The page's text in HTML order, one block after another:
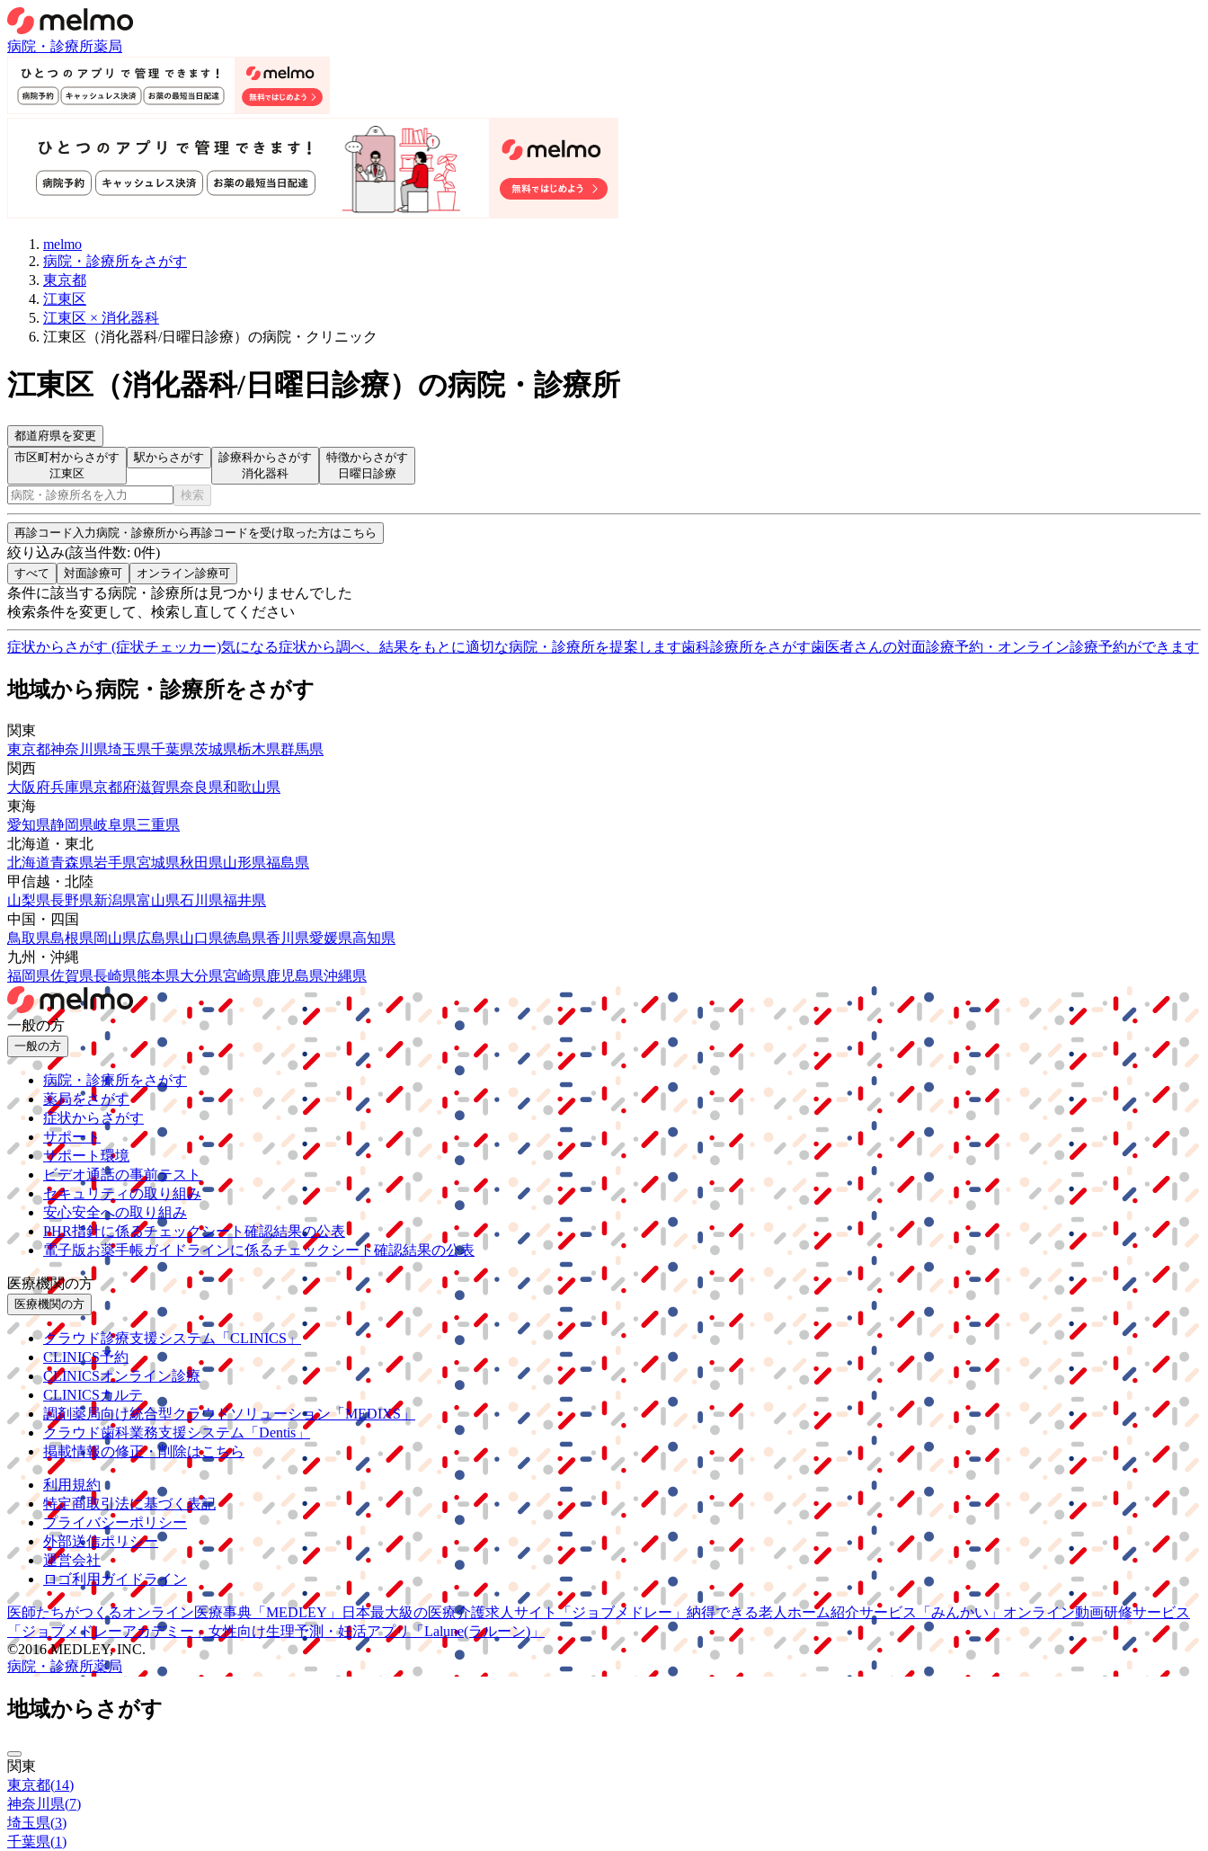
病院・診療所薬局
melmo
病院・診療所をさがす
東京都
江東区
江東区 × 消化器科
江東区（消化器科/日曜日診療）の病院・クリニック
江東区 （消化器科/日曜日診療） の病院・診療所
都道府県を変更
市区町村からさがす
江東区
駅からさがす
診療科からさがす
消化器科
特徴からさがす
日曜日診療
検索
再診コード入力病院・診療所から再診コードを受け取った方はこちら
絞り込み(該当件数: 0件)
すべて 対面診療可 オンライン診療可
条件に該当する病院・診療所は見つかりませんでした
検索条件を変更して、検索し直してください
症状からさがす (症状チェッカー)気になる症状から調べ、結果をもとに適切な病院・診療所を提案します歯科診療所をさがす歯医者さんの対面診療予約・オンライン診療予約ができます
地域から病院・診療所をさがす
関東
東京都神奈川県埼玉県千葉県茨城県栃木県群馬県
関西
大阪府兵庫県京都府滋賀県奈良県和歌山県
東海
愛知県静岡県岐阜県三重県
北海道・東北
北海道青森県岩手県宮城県秋田県山形県福島県
甲信越・北陸
山梨県長野県新潟県富山県石川県福井県
中国・四国
鳥取県島根県岡山県広島県山口県徳島県香川県愛媛県高知県
九州・沖縄
福岡県佐賀県長崎県熊本県大分県宮崎県鹿児島県沖縄県
一般の方
一般の方
病院・診療所をさがす
薬局をさがす
症状からさがす
サポート
サポート環境
ビデオ通話の事前テスト
セキュリティの取り組み
安心安全への取り組み
PHR指針に係るチェックシート確認結果の公表
電子版お薬手帳ガイドラインに係るチェックシート確認結果の公表
医療機関の方
医療機関の方
クラウド診療支援システム
「CLINICS」
CLINICS予約
CLINICSオンライン診療
CLINICSカルテ
調剤薬局向け統合型クラウドソリューション「MEDIXS」
クラウド歯科業務支援システム
「Dentis」
掲載情報の修正・削除はこちら
利用規約
特定商取引法に基づく表記
プライバシーポリシー
外部送信ポリシー
運営会社
ロゴ利用ガイドライン
医師たちがつくるオンライン医療事典 「MEDLEY」 日本最大級の医療介護求人サイト 「ジョブメドレー」 納得できる老人ホーム紹介サービス 「みんかい」 オンライン動画研修サービス
「ジョブメドレーアカデミー」 女性向け生理予測・妊活アプリ「Lalune(ラルーン)」
©2016 MEDLEY, INC.
病院・診療所薬局
地域からさがす
関東
東京都(14)
神奈川県(7)
埼玉県(3)
千葉県(1)